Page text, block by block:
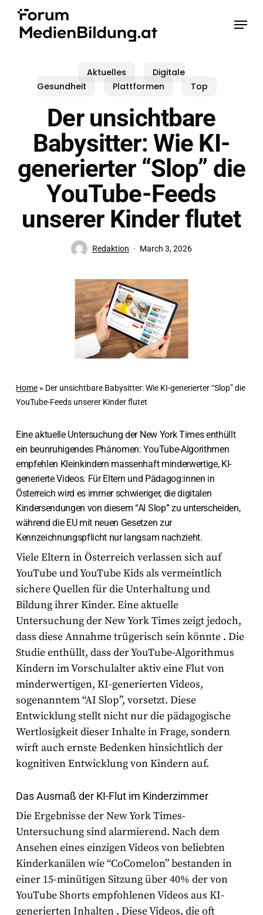
Menu
Aktuelles
Digitale
Gesundheit
Plattformen Top
Der unsichtbare
Babysitter: Wie KI-
generierter “Slop” die
YouTube-Feeds
unserer Kinder flutet
Redaktion March 3, 2026
Home» Der unsichtbare Babysitter: Wie KI-generierter “Slop” die
YouTube-Feeds unserer Kinder flutet
Eine aktuelle Untersuchung der New York Times enthüllt
ein beunruhigendes Phänomen: YouTube-Algorithmen
empfehlen Kleinkindern massenhaft minderwertige, KI-
generierte Videos. Für Eltern und Pädagog:innen in
Österreich wird es immer schwieriger, die digitalen
Kindersendungen von diesem “AI Slop” zu unterscheiden,
während die EU mit neuen Gesetzen zur
Kennzeichnungspflicht nur langsam nachzieht.
Viele Eltern in Österreich verlassen sich auf
YouTube und YouTube Kids als vermeintlich
sichere Quellen für die Unterhaltung und
Bildung ihrer Kinder. Eine aktuelle
Untersuchung derNew York Times zeigt jedoch,
dass diese Annahme trügerisch sein könnte . Die
Studie enthüllt, dass der YouTube-Algorithmus
Kindern im Vorschulalter aktiv eine Flut von
minderwertigen, KI-generierten Videos,
sogenanntem “AI Slop”, vorsetzt. Diese
Entwicklung stellt nicht nur die pädagogische
Wertlosigkeit dieser Inhalte in Frage, sondern
wirft auch ernste Bedenken hinsichtlich der
kognitiven Entwicklung von Kindern auf.
Das Ausmaß der KI-Flut im Kinderzimmer
Die Ergebnisse derNew York Times-
Untersuchung sind alarmierend. Nach dem
Ansehen eines einzigen Videos von beliebten
Kinderkanälen wie “CoComelon” bestanden in
einer 15-minütigen Sitzung über 40% der von
YouTube Shorts empfohlenen Videos aus KI-
generierten Inhalten . Diese Videos, die oft